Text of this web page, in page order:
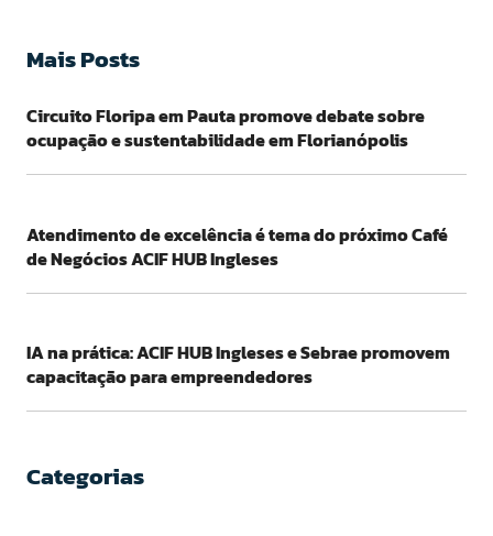
Mais Posts
Circuito Floripa em Pauta promove debate sobre
ocupação e sustentabilidade em Florianópolis
Atendimento de excelência é tema do próximo Café
de Negócios ACIF HUB Ingleses
IA na prática: ACIF HUB Ingleses e Sebrae promovem
capacitação para empreendedores
Categorias